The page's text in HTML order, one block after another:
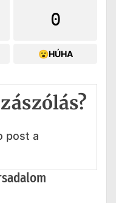
0
😮HÚHA
post a